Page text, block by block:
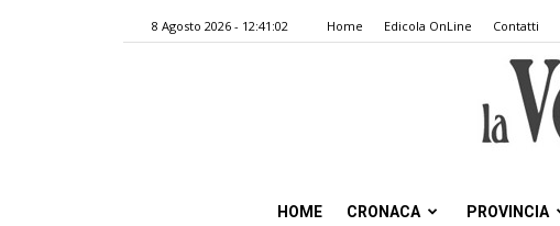
8 Agosto 2026 - 12:41:02 Home Edicola OnLine Contatti
HOME CRONACA PROVINCIA